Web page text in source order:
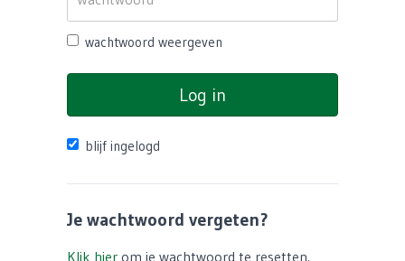
wachtwoord weergeven
Log in
blijf ingelogd
Je wachtwoord vergeten?
Klik hier om je wachtwoord te resetten.